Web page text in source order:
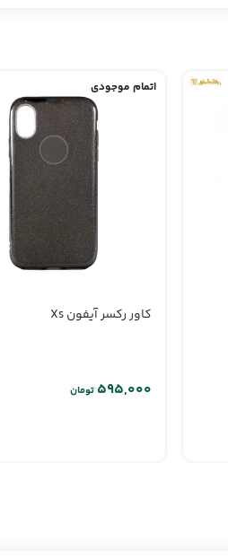
اتمام موجودی
کاور رکسر آیفون Xs
تومان